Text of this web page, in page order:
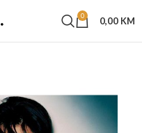
0 0,00 KM